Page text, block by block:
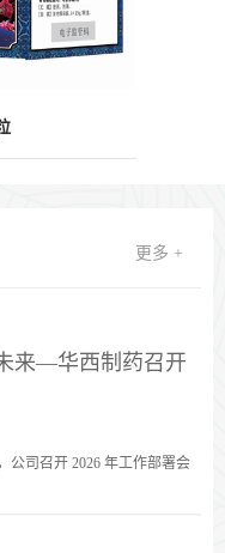
更多 +
来—华西制药召开
公司召开 2026 年工作部署会